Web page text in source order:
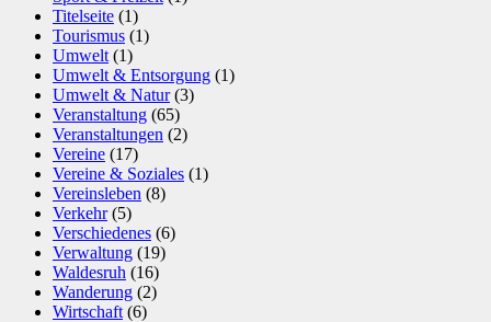
Titelseite (1)
Tourismus (1)
Umwelt (1)
Umwelt & Entsorgung (1)
Umwelt & Natur(3)
Veranstaltung (65)
Veranstaltungen (2)
Vereine (17)
Vereine & Soziales (1)
Vereinsleben (8)
Verkehr(5)
Verschiedenes (6)
Verwaltung (19)
Waldesruh (16)
Wanderung (2)
Wirtschaft (6)